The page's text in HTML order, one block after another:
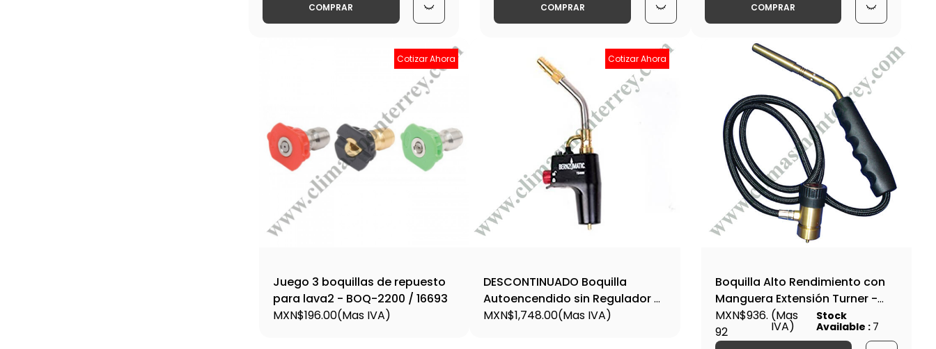
COMPRAR COMPRAR COMPRAR
Cotizar Ahora
Juego 3 boquillas de repuesto
para lava2 - BOQ-2200 / 16693
MXN$196.00(Mas IVA)
Cotizar Ahora
DESCONTINUADO Boquilla
Autoencendido sin Regulador -
TS4000, BUSCAR MODELO HT-
MXN$1,748.00(Mas IVA)
Boquilla Alto Rendimiento con
Manguera Extensión Turner -
Ht-8387
MXN$936.
92
(Mas
IVA)
Stock
Available : 7